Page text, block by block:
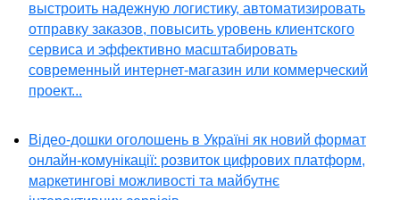
выстроить надежную логистику, автоматизировать
отправку заказов, повысить уровень клиентского
сервиса и эффективно масштабировать
современный интернет-магазин или коммерческий
проект...
Відео-дошки оголошень в Україні як новий формат
онлайн-комунікації: розвиток цифрових платформ,
маркетингові можливості та майбутнє